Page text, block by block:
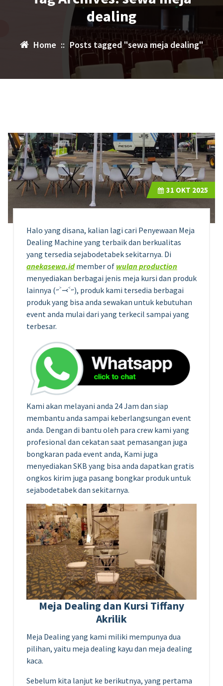
dealing
Home :: Posts tagged "sewa meja dealing"
Halo yang disana, kalian lagi cari Penyewaan Meja
Dealing Machine yang terbaik dan berkualitas
yang tersedia sejabodetabek sekitarnya. Di
anekasewa.idmember of wulan production
menyediakan berbagai jenis meja kursi dan produk
lainnya (˶˃⤙˂˶), produk kami tersedia berbagai
produk yang bisa anda sewakan untuk kebutuhan
event anda mulai dari yang terkecil sampai yang
terbesar.
Kami akan melayani anda 24 Jam dan siap
membantu anda sampai keberlangsungan event
anda. Dengan di bantu oleh para crew kami yang
profesional dan cekatan saat pemasangan juga
bongkaran pada event anda, Kami juga
menyediakan SKB yang bisa anda dapatkan gratis
ongkos kirim juga pasang bongkar produk untuk
sejabodetabek dan sekitarnya.
Meja Dealing dan Kursi Tiffany
Akrilik
Meja Dealing yang kami miliki mempunya dua
pilihan, yaitu meja dealing kayu dan meja dealing
kaca.
Sebelum kita lanjut ke berikutnya, yang pertama
31 OKT 2025